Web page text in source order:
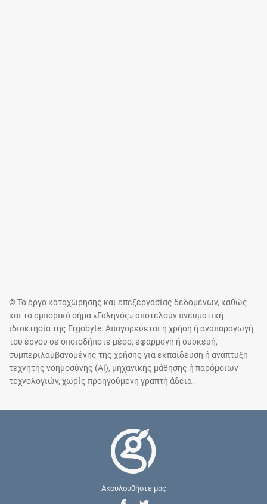
© Το έργο καταχώρησης και επεξεργασίας δεδομένων, καθώς
και το εμπορικό σήμα «Γαληνός» αποτελούν πνευματική
ιδιοκτησία της Ergobyte. Απαγορεύεται η χρήση ή αναπαραγωγή
του έργου σε οποιοδήποτε μέσο, εφαρμογή ή συσκευή,
συμπεριλαμβανομένης της χρήσης για εκπαίδευση ή ανάπτυξη
τεχνητής νοημοσύνης (AI), μηχανικής μάθησης ή παρόμοιων
τεχνολογιών, χωρίς προηγούμενη γραπτή άδεια.
Ακουλουθήστε μας